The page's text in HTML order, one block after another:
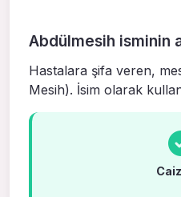
Abdülmesih isminin
Hastala­ra şifa veren,
Mesih). İsim olarak